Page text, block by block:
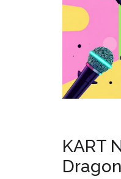
KART